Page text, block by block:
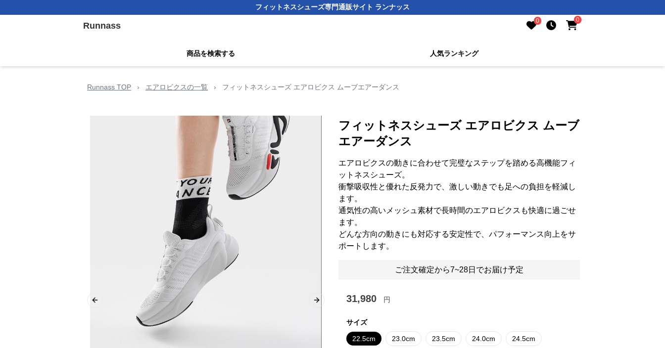
フィットネスシューズ専門通販サイト ランナッス
Runnass 0 0
商品を検索する 人気ランキング
Runnass TOP › エアロビクスの一覧 › フィットネスシューズ エアロビクス ムーブエアーダンス
Previous slide Next slide
フィットネスシューズ エアロビクス ムーブ
エアーダンス
エアロビクスの動きに合わせて完璧なステップを踏める高機能フィ
ットネスシューズ。
衝撃吸収性と優れた反発力で、激しい動きでも足への負担を軽減し
ます。
通気性の高いメッシュ素材で長時間のエアロビクスも快適に過ごせ
ます。
どんな方向の動きにも対応する安定性で、パフォーマンス向上をサ
ポートします。
ご注文確定から7~28日でお届け予定
31,980 円
サイズ
22.5cm 23.0cm 23.5cm 24.0cm 24.5cm